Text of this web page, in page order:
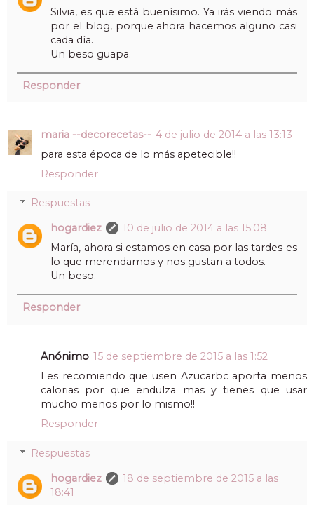
Silvia, es que está buenísimo. Ya irás viendo más
por el blog, porque ahora hacemos alguno casi
cada día.
Un beso guapa.
Responder
maria --decorecetas-- 4 de julio de 2014 a las 13:13
para esta época de lo más apetecible!!
Responder
Respuestas
hogardiez
10 de julio de 2014 a las 15:08
María, ahora si estamos en casa por las tardes es
lo que merendamos y nos gustan a todos.
Un beso.
Responder
Anónimo 15 de septiembre de 2015 a las 1:52
Les recomiendo que usen Azucarbc aporta menos
calorias por que endulza mas y tienes que usar
mucho menos por lo mismo!!
Responder
Respuestas
hogardiez
18 de septiembre de 2015 a las
18:41